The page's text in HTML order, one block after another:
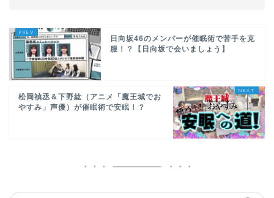
日向坂46のメンバーが催眠術で苦手を克
服！？【日向坂で会いましょう】
松岡禎丞＆下野紘（アニメ「魔王城でお
やすみ」声優）が催眠術で安眠！？